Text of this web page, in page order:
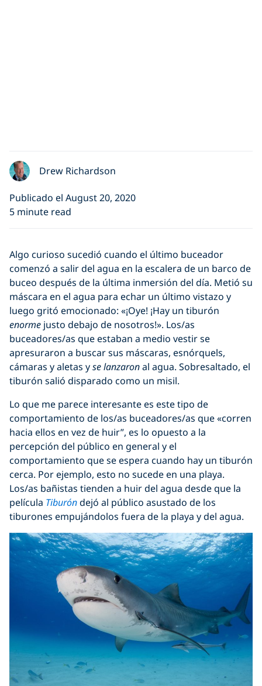
Drew Richardson
Publicado el August 20, 2020
5 minute read
Algo curioso sucedió cuando el último buceador
comenzó a salir del agua en la escalera de un barco de
buceo después de la última inmersión del día. Metió su
máscara en el agua para echar un último vistazo y
luego gritó emocionado: «¡Oye! ¡Hay un tiburón
enorme justo debajo de nosotros!». Los/as
buceadores/as que estaban a medio vestir se
apresuraron a buscar sus máscaras, esnórquels,
cámaras y aletas yse lanzaronal agua. Sobresaltado, el
tiburón salió disparado como un misil.
Lo que me parece interesante es este tipo de
comportamiento de los/as buceadores/as que «corren
hacia ellos en vez de huir”, es lo opuesto a la
percepción del público en general y el
comportamiento que se espera cuando hay un tiburón
cerca. Por ejemplo, esto no sucede en una playa.
Los/as bañistas tienden a huir del agua desde que la
película Tiburóndejó al público asustado de los
tiburones empujándolos fuera de la playa y del agua.